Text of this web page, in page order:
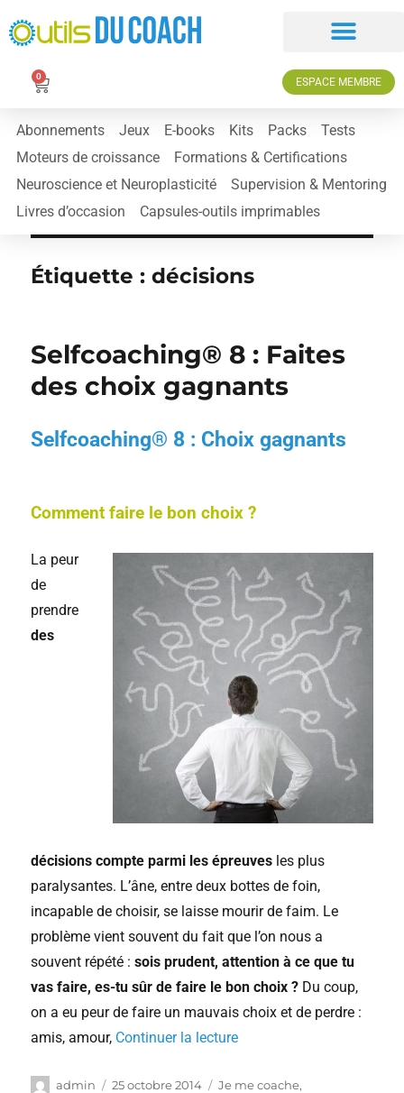
0 ESPACE MEMBRE
Abonnements Jeux E-books Kits Packs
Tests
Moteurs de croissance
Formations & Certifications
Neuroscience et Neuroplasticité
Supervision & Mentoring
Livres d’occasion
Capsules-outils imprimables
Étiquette :décisions
Selfcoaching® 8 : Faites
des choix gagnants
Selfcoaching® 8 : Choix gagnants
Comment faire le bon choix ?
La peur
de
prendre
des
décisions compte parmi les épreuves les plus
paralysantes. L’âne, entre deux bottes de foin,
incapable de choisir, se laisse mourir de faim. Le
problème vient souvent du fait que l’on nous a
souvent répété :sois prudent, attention à ce que tu
vas faire, es-tu sûr de faire le bon choix ? Du coup,
on a eu peur de faire un mauvais choix et de perdre :
amis, amour, Continuer la lecture
admin 25 octobre 2014 Je me coache,